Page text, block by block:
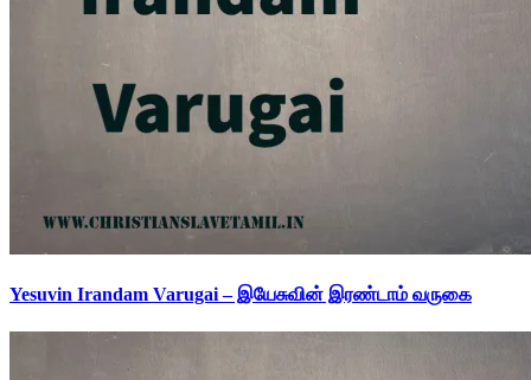
Yesuvin Irandam Varugai – இயேசுவின் இரண்டாம் வருகை